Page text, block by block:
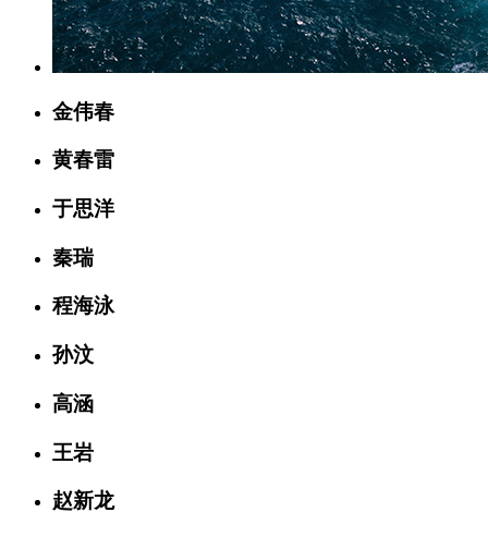
金伟春
黄春雷
于思洋
秦瑞
程海泳
孙汶
高涵
王岩
赵新龙